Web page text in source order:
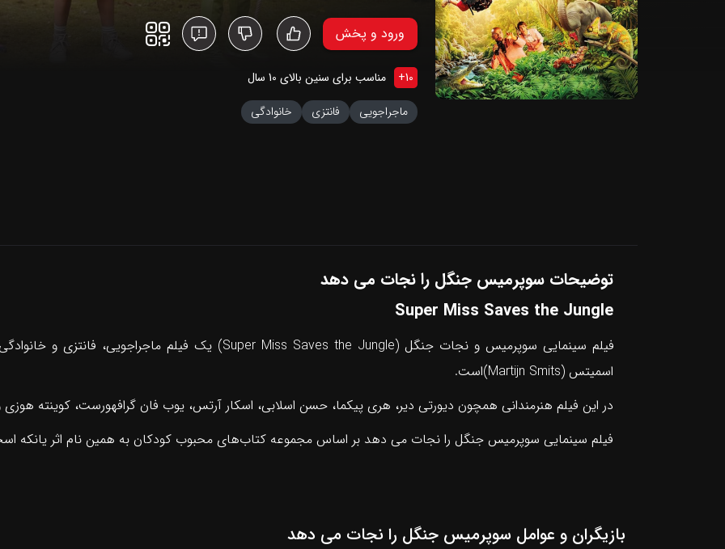
ورود و پخش
10
+ مناسب برای سنین بالای 10 سال
ماجراجویی
فانتزی خانوادگی
توضیحات سوپرمیس جنگل را نجات می دهد
Super Miss Saves the Jungle
اسمیتس (Martijn Smits)است.
در این فیلم هنرمندانی همچون دیورتی دیر، هری پیکما، حسن اسلابی، اسکار آرتس، یوب فان گرافهورست، کوینته هوزی
فیلم سینمایی سوپرمیس جنگل را نجات می دهد بر اساس مجموعه کتاب‌های محبوب کودکان به همین نام اثر یانکه
بازیگران و عوامل سوپرمیس جنگل را نجات می دهد